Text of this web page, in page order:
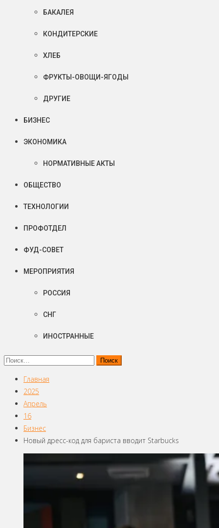
БАКАЛЕЯ
КОНДИТЕРСКИЕ
ХЛЕБ
ФРУКТЫ-ОВОЩИ-ЯГОДЫ
ДРУГИЕ
БИЗНЕС
ЭКОНОМИКА
НОРМАТИВНЫЕ АКТЫ
ОБЩЕСТВО
ТЕХНОЛОГИИ
ПРОФОТДЕЛ
ФУД-СОВЕТ
МЕРОПРИЯТИЯ
РОССИЯ
СНГ
ИНОСТРАННЫЕ
Найти:
Главная
2025
Апрель
16
Бизнес
Новый дресс-код для бариста вводит Starbucks